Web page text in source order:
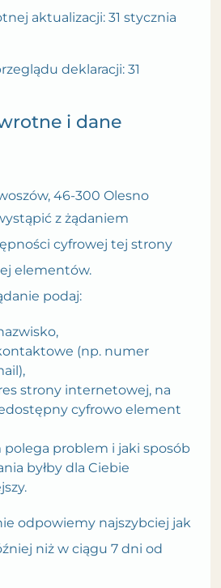
aktualizacji:31 stycznia
deklaracji:31
i dane
46-300 Olesno
z żądaniem
cyfrowej tej strony
elementów.
podaj:
(np. numer
strony internetowej, na
cyfrowo element
polega problem i jaki sposób
byłby dla Ciebie
odpowiemy najszybciej jak
niż w ciągu 7 dni od